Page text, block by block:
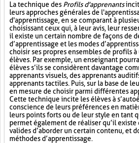
La technique des Profils d'apprenants
leurs approches générales de
d'apprentissage, en se comparant à
choisissant ceux qui, à leur avis, leur
il existe un certain nombre de façons de
d’apprentissage et les modes
choisir ses propres ensembles de profils
élèves. Par exemple, un enseignant
élèves s’ils se considèrent davantage
apprenants visuels, des apprenants
apprenants tactiles. Puis, sur la base de
en mesure de choisir parmi différentes
Cette technique incite les élèves à
conscience de leurs préférences en
leurs points forts ou de leur style en tant
permet également de réaliser qu’il
valides d’aborder un certain contenu, et
méthodes d’apprentissage.